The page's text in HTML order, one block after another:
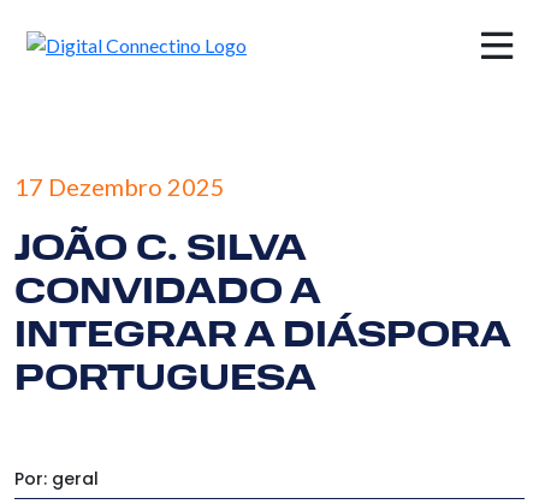
×
17 Dezembro 2025
JOÃO C. SILVA
CONVIDADO A
INTEGRAR A DIÁSPORA
PORTUGUESA
Por: geral